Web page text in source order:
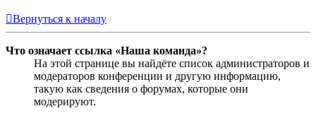
Вернуться к началу
Что означает ссылка «Наша команда»?
На этой странице вы найдёте список администраторов и
модераторов конференции и другую информацию,
такую как сведения о форумах, которые они
модерируют.